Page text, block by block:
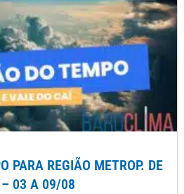
PARA REGIÃO METROP. DE
– 03 A 09/08